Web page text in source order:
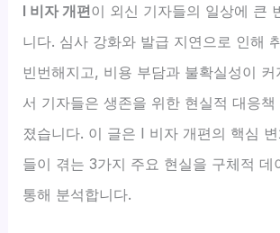
I 비자 개편이 외신 기자들의 일상에 큰
니다. 심사 강화와 발급 지연으로 인해
빈번해지고, 비용 부담과 불확실성이 커
서 기자들은 생존을 위한 현실적 대응책
졌습니다. 이 글은 I 비자 개편의 핵심
들이 겪는 3가지 주요 현실을 구체적 데
통해 분석합니다.